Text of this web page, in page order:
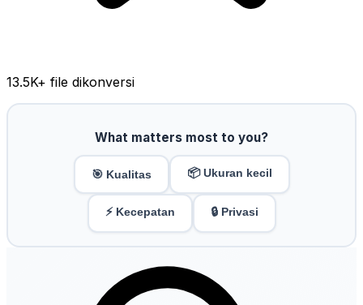
13.5K+ file dikonversi
What matters most to you?
🎯 Kualitas 📦 Ukuran kecil
⚡ Kecepatan 🔒 Privasi